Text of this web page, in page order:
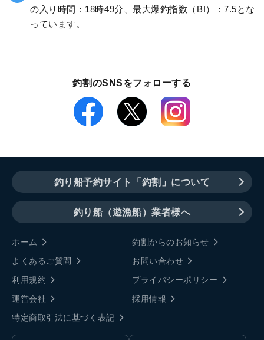
の入り時間：18時49分、最大爆釣指数（BI）：7.5とな
っています。
釣割のSNSをフォローする
釣り船予約サイト「釣割」について
釣り船（遊漁船）業者様へ
ホーム
釣割からのお知らせ
よくあるご質問
お問い合わせ
利用規約
プライバシーポリシー
運営会社
採用情報
特定商取引法に基づく表記